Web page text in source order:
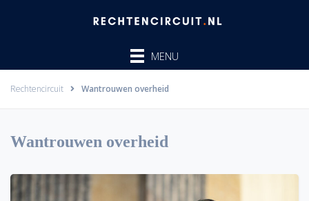
MENU
Rechtencircuit Wantrouwen overheid
Wantrouwen overheid